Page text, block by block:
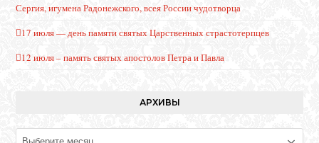
Сергия, игумена Радонежского, всея России чудотворца
17 июля — день памяти святых Царственных страстотерпцев
12 июля – память святых апостолов Петра и Павла
АРХИВЫ
Архивы